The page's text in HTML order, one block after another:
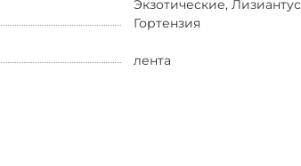
Экзотические,
Гортензия
лента